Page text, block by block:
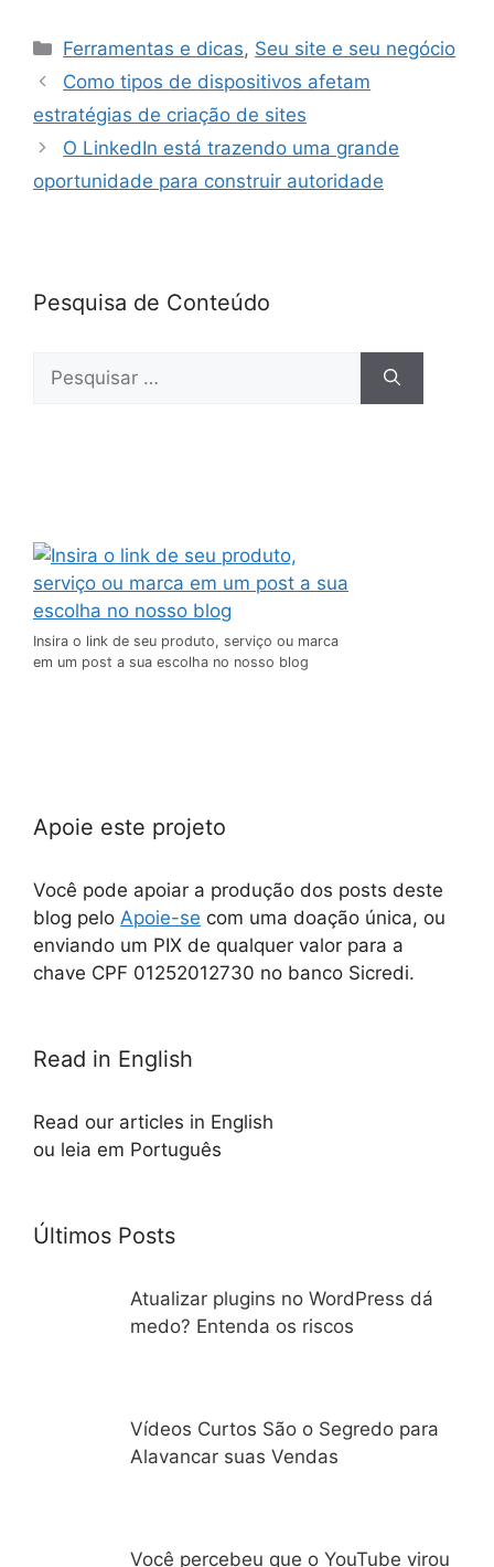
c
e
b
o
o
itt
er
k
e
dI
n
at
s
A
p
p
ar
e
Ferramentas e dicas, Seu site e seu negócio
Como tipos de dispositivos afetam
estratégias de criação de sites
O LinkedIn está trazendo uma grande
oportunidade para construir autoridade
Pesquisa de Conteúdo
Insira o link de seu produto, serviço ou marca
em um post a sua escolha no nosso blog
Apoie este projeto
Você pode apoiar a produção dos posts deste
blog pelo Apoie-se com uma doação única, ou
enviando um PIX de qualquer valor para a
chave CPF 01252012730 no banco Sicredi.
Read in English
Read our articles in English
ou leia em Português
Últimos Posts
Atualizar plugins no WordPress dá
medo? Entenda os riscos
Vídeos Curtos São o Segredo para
Alavancar suas Vendas
Você percebeu que o YouTube virou